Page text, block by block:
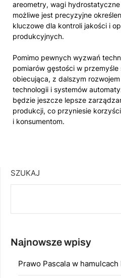
areometry, wagi
możliwe jest precyzyjne
kluczowe dla kontroli jakości i
produkcyjnych.
Pomimo pewnych wyzwań
pomiarów gęstości w
obiecująca, z dalszym
technologii i systemów
będzie jeszcze lepsze
produkcji, co przyniesie
i konsumentom.
SZUKAJ
Najnowsze wpisy
Prawo Pascala w